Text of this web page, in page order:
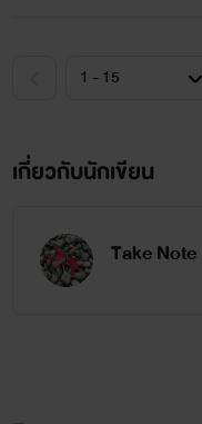
เกี่ยวกับนักเขียน
Take Note